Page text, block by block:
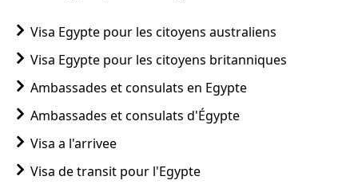
Visa Egypte pour les citoyens australiens
Visa Egypte pour les citoyens britanniques
Ambassades et consulats en Egypte
Ambassades et consulats d'Égypte
Visa a l'arrivee
Visa de transit pour l'Egypte